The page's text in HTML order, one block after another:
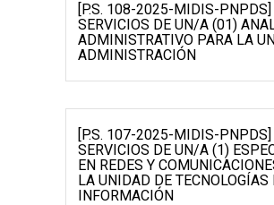
[P.S. 108-2025-MIDIS-
SERVICIOS DE UN/A (01)
ADMINISTRATIVO PARA LA
ADMINISTRACIÓN
[P.S. 107-2025-MIDIS-
SERVICIOS DE UN/A (1)
EN REDES Y
LA UNIDAD DE TECNOLOGÍAS
INFORMACIÓN